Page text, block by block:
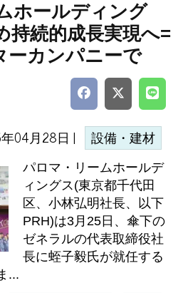
ホールディング
持続的成長実現へ=
ーカンパニーで
04月28日 | 設備・建材
パロマ・リームホールデ
ィングス(東京都千代田
区、小林弘明社長、以下
PRH)は3月25日、傘下の
ゼネラルの代表取締役社
長に蛭子毅氏が就任する
...